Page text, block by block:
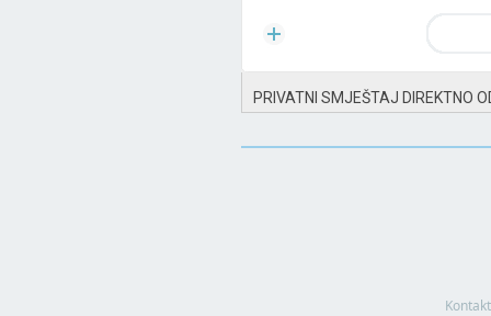
PRIVATNI SMJEŠTAJ DIREKTNO
Kontakt